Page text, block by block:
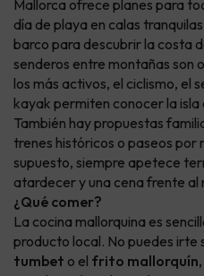
Mallorca ofrece planes para
día de playa en calas
barco para descubrir la costa
senderos entre montañas son
los más activos, el ciclismo, el
kayak permiten conocer la
También hay propuestas
trenes históricos o paseos por
supuesto, siempre apetece
atardecer y una cena frente al
¿Qué comer?
La cocina mallorquina es
producto local. No puedes irte
tumbet o el frito mallorquín